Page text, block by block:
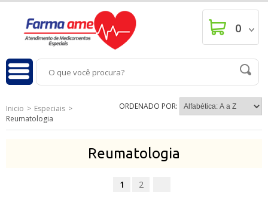
0
ORDENADO POR:
Inicio
Especiais
Reumatologia
Reumatologia
1 2